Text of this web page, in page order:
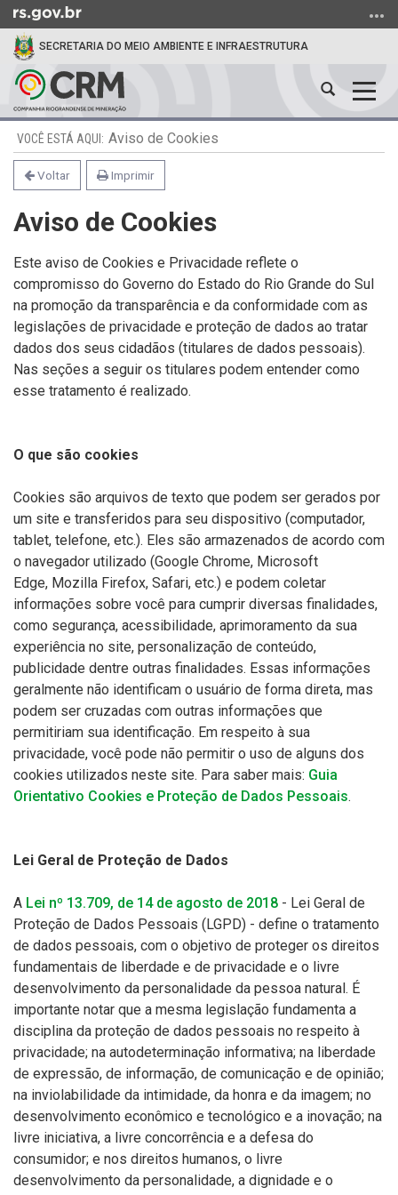
para
conteúdo
para
menu
SECRETARIA DO MEIO AMBIENTE E INFRAESTRUTURA
Abrir
Início
do
conteúdo
Aviso de Cookies
Voltar Imprimir
Aviso de Cookies
Este aviso de Cookies e Privacidade reflete o
compromisso do Governo do Estado do Rio Grande do Sul
na promoção da transparência e da conformidade com as
legislações de privacidade e proteção de dados ao tratar
dados dos seus cidadãos (titulares de dados pessoais).
Nas seções a seguir os titulares podem entender como
esse tratamento é realizado.
O que são cookies
Cookies são arquivos de texto que podem ser gerados por
um site e transferidos para seu dispositivo (computador,
tablet, telefone, etc.). Eles são armazenados de acordo com
o navegador utilizado (Google Chrome, Microsoft
Edge, Mozilla Firefox, Safari, etc.) e podem coletar
informações sobre você para cumprir diversas finalidades,
como segurança, acessibilidade, aprimoramento da sua
experiência no site, personalização de conteúdo,
publicidade dentre outras finalidades. Essas informações
geralmente não identificam o usuário de forma direta, mas
podem ser cruzadas com outras informações que
permitiriam sua identificação. Em respeito à sua
privacidade, você pode não permitir o uso de alguns dos
cookies utilizados neste site. Para saber mais: Guia
Orientativo Cookies e Proteção de Dados Pessoais.
Lei Geral de Proteção de Dados
A Lei nº 13.709, de 14 de agosto de 2018 - Lei Geral de
Proteção de Dados Pessoais (LGPD) - define o tratamento
de dados pessoais, com o objetivo de proteger os direitos
fundamentais de liberdade e de privacidade e o livre
desenvolvimento da personalidade da pessoa natural. É
importante notar que a mesma legislação fundamenta a
disciplina da proteção de dados pessoais no respeito à
privacidade; na autodeterminação informativa; na liberdade
de expressão, de informação, de comunicação e de opinião;
na inviolabilidade da intimidade, da honra e da imagem; no
desenvolvimento econômico e tecnológico e a inovação; na
livre iniciativa, a livre concorrência e a defesa do
consumidor; e nos direitos humanos, o livre
desenvolvimento da personalidade, a dignidade e o